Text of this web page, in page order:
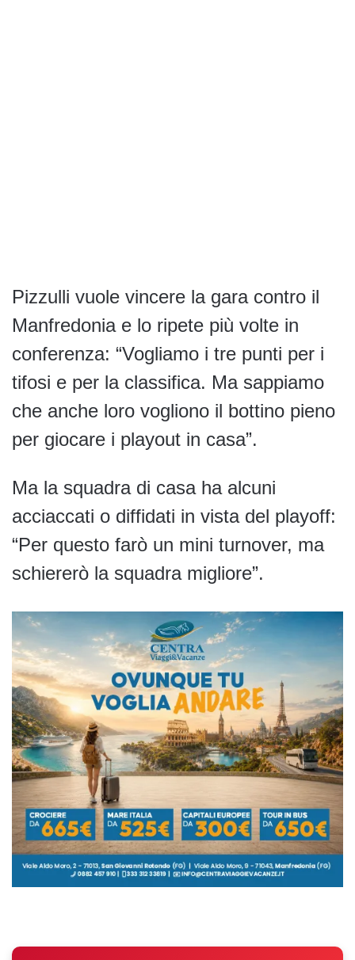
Pizzulli vuole vincere la gara contro il
Manfredonia e lo ripete più volte in
conferenza: “Vogliamo i tre punti per i
tifosi e per la classifica. Ma sappiamo
che anche loro vogliono il bottino pieno
per giocare i playout in casa”.
Ma la squadra di casa ha alcuni
acciaccati o diffidati in vista del playoff:
“Per questo farò un mini turnover, ma
schiererò la squadra migliore”.